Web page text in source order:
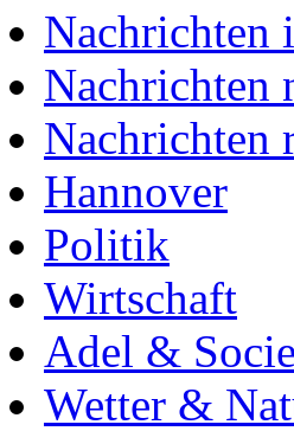
Nachrichten
Nachrichten
Nachrichten
Hannover
Politik
Wirtschaft
Adel &
Wetter &